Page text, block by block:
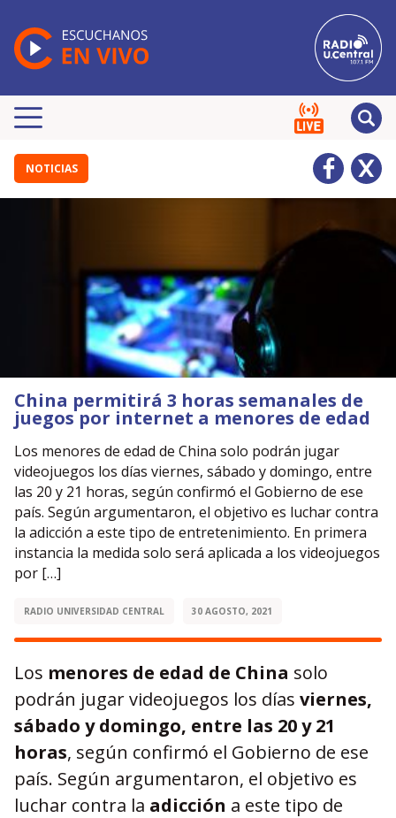
NOTICIAS
China permitirá 3 horas semanales de
juegos por internet a menores de edad
Los menores de edad de China solo podrán jugar
videojuegos los días viernes, sábado y domingo, entre
las 20 y 21 horas, según confirmó el Gobierno de ese
país. Según argumentaron, el objetivo es luchar contra
la adicción a este tipo de entretenimiento. En primera
instancia la medida solo será aplicada a los videojuegos
por […]
RADIO UNIVERSIDAD CENTRAL 30 AGOSTO, 2021
Los menores de edad de China solo
podrán jugar videojuegos los días viernes,
sábado y domingo, entre las 20 y 21
horas, según confirmó el Gobierno de ese
país. Según argumentaron, el objetivo es
luchar contra la adicción a este tipo de